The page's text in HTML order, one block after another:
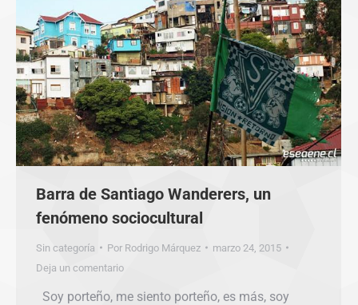
Barra de Santiago Wanderers, un
fenómeno sociocultural
Sin categoría Por Rodrigo Márquez
marzo 24, 2015
Deja un comentario
Soy porteño, me siento porteño, es más, soy